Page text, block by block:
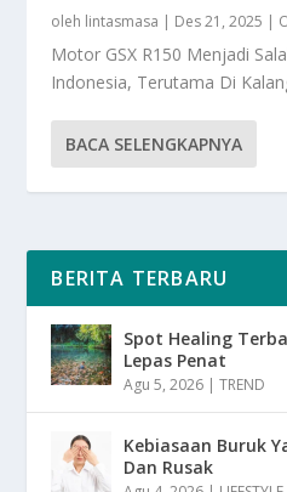
oleh lintasmasa | Des 21, 2025 |
Motor GSX R150 Menjadi
Indonesia, Terutama Di
BACA SELENGKAPNYA
BERITA TERBARU
Spot Healing
Lepas Penat
Agu 5, 2026 |TREND
Kebiasaan Buruk
Dan Rusak